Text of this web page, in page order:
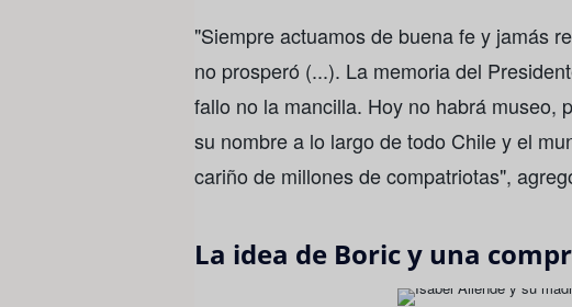
"Siempre actuamos de buena fe y jamás
no prosperó (...). La memoria del
fallo no la mancilla. Hoy no habrá museo,
su nombre a lo largo de todo Chile y el
cariño de millones de compatriotas",
La idea de Boric y una